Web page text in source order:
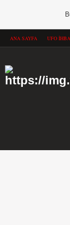
ANA SAYFA UFO